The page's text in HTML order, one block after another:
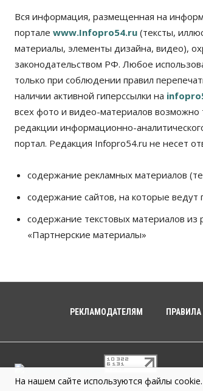
Вся информация, размещенная на
портале www.Infopro54.ru (тексты,
материалы, элементы дизайна, видео),
законодательством РФ. Любое
только при соблюдении правил
наличии активной гиперссылки на
всех фото и видео-материалов возможно
редакции информационно-
портал. Редакция Infopro54.ru не несет
содержание рекламных материалов
содержание сайтов, на которые ведут
содержание текстовых материалов из
«Партнерские материалы»
РЕКЛАМОДАТЕЛЯМ
На нашем сайте используются файлы